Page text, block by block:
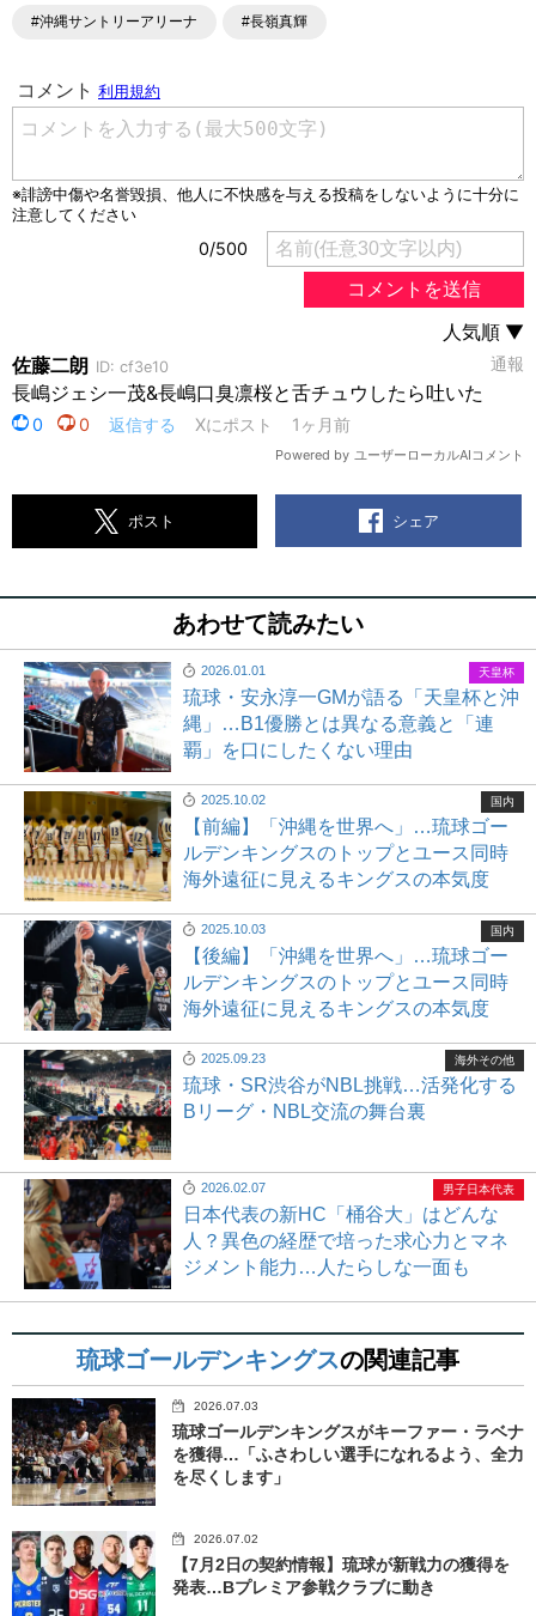
#沖縄サントリーアリーナ #長嶺真輝
ポスト シェア
あわせて読みたい
2026.01.01
琉球・安永淳一GMが語る「天皇杯と沖
縄」…B1優勝とは異なる意義と「連
覇」を口にしたくない理由
天皇杯
2025.10.02
【前編】「沖縄を世界へ」…琉球ゴー
ルデンキングスのトップとユース同時
海外遠征に見えるキングスの本気度
国内
2025.10.03
【後編】「沖縄を世界へ」…琉球ゴー
ルデンキングスのトップとユース同時
海外遠征に見えるキングスの本気度
国内
2025.09.23
琉球・SR渋谷がNBL挑戦…活発化する
Bリーグ・NBL交流の舞台裏
海外その他
2026.02.07
日本代表の新HC「桶谷大」はどんな
人？異色の経歴で培った求心力とマネ
ジメント能力…人たらしな一面も
男子日本代表
琉球ゴールデンキングスの関連記事
2026.07.03
琉球ゴールデンキングスがキーファー・ラベナ
を獲得…「ふさわしい選手になれるよう、全力
を尽くします」
2026.07.02
【7月2日の契約情報】琉球が新戦力の獲得を
発表…Bプレミア参戦クラブに動き